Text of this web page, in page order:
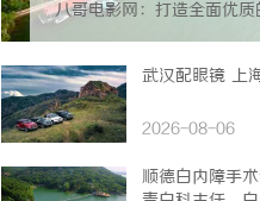
八哥电影网：打造全面优质
武汉配眼镜 上
2026-08-06
顺德白内障手术